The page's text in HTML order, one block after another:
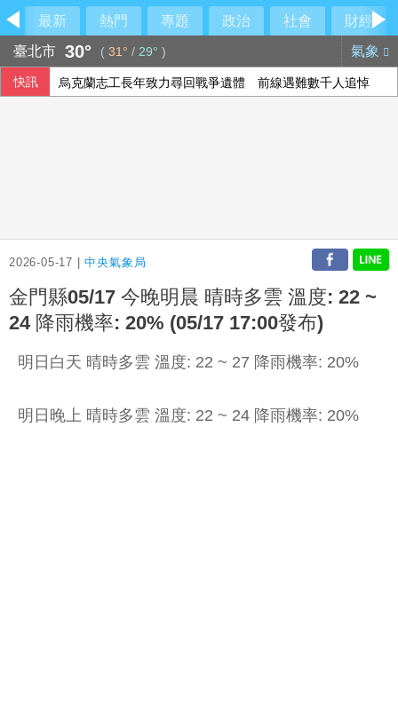
最新 熱門 專題 政治 社會
財經
臺北市 30° ( 31° / 29° ) 氣象
快訊 烏克蘭志工長年致力尋回戰爭遺體 前線遇難數千人追悼
2026-05-17 |中央氣象局
金門縣05/17 今晚明晨 晴時多雲 溫度: 22 ~
24 降雨機率: 20% (05/17 17:00發布)
明日白天 晴時多雲 溫度: 22 ~ 27 降雨機率: 20%
明日晚上 晴時多雲 溫度: 22 ~ 24 降雨機率: 20%